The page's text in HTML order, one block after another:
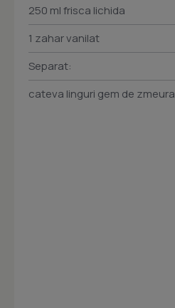
250 ml frisca lichida
1 zahar vanilat
Separat:
cateva linguri gem de zmeura